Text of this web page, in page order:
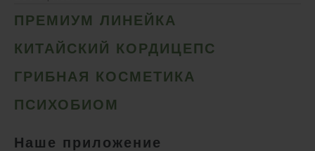
ПРЕМИУМ ЛИНЕЙКА
КИТАЙСКИЙ КОРДИЦЕПС
ГРИБНАЯ КОСМЕТИКА
ПСИХОБИОМ
Наше приложение